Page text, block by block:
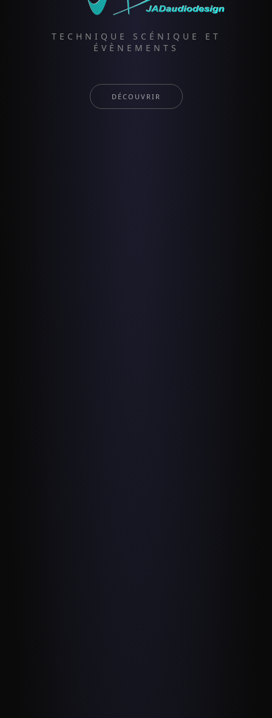
TECHNIQUE SCÉNIQUE ET
ÉVÈNEMENTS
DÉCOUVRIR